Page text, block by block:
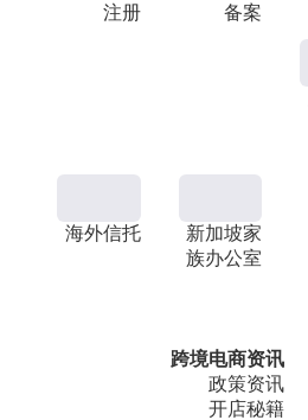
注册
备案
海外信托
新加坡家
族办公室
跨境电商资讯
政策资讯
开店秘籍